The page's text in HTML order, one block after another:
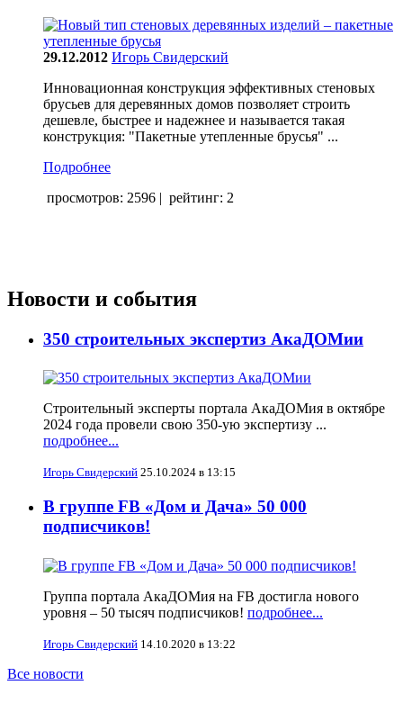
29.12.2012 Игорь Свидерский
Инновационная конструкция эффективных стеновых
брусьев для деревянных домов позволяет строить
дешевле, быстрее и надежнее и называется такая
конструкция: "Пакетные утепленные брусья" ...
Подробнее
просмотров: 2596 | рейтинг: 2
Новости и события
350 строительных экспертиз АкаДОМии
Строительный эксперты портала АкаДОМия в октябре
2024 года провели свою 350-ую экспертизу ...
подробнее...
Игорь Свидерский 25.10.2024 в 13:15
В группе FB «Дом и Дача» 50 000
подписчиков!
Группа портала АкаДОМия на FB достигла нового
уровня – 50 тысяч подписчиков! подробнее...
Игорь Свидерский 14.10.2020 в 13:22
Все новости